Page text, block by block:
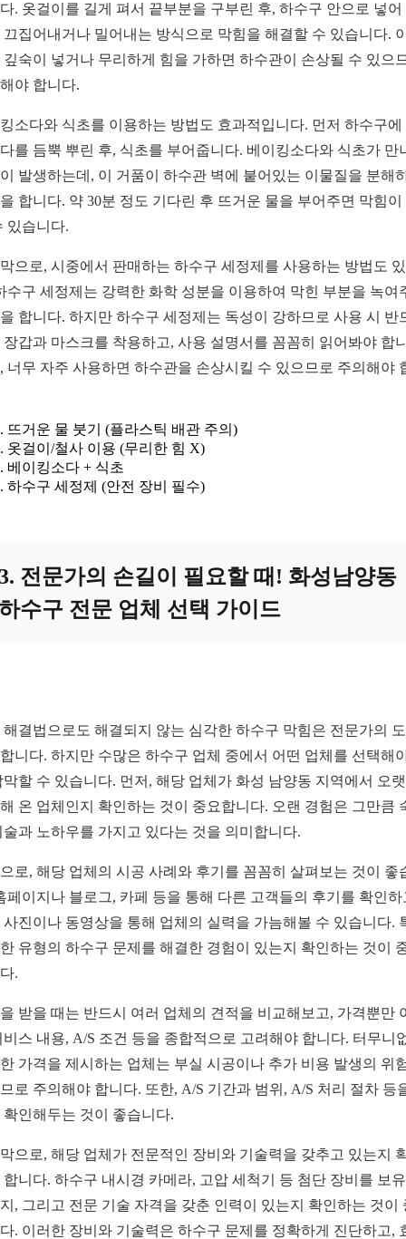
. 옷걸이를 길게 펴서 끝부분을 구부린 후, 하수구 안으로 넣어
끄집어내거나 밀어내는 방식으로 막힘을 해결할 수 있습니다.
깊숙이 넣거나 무리하게 힘을 가하면 하수관이 손상될 수 있으
야 합니다.
소다와 식초를 이용하는 방법도 효과적입니다. 먼저 하수구에
를 듬뿍 뿌린 후, 식초를 부어줍니다. 베이킹소다와 식초가 만
발생하는데, 이 거품이 하수관 벽에 붙어있는 이물질을 분해
합니다. 약 30분 정도 기다린 후 뜨거운 물을 부어주면 막힘이
있습니다.
으로, 시중에서 판매하는 하수구 세정제를 사용하는 방법도
수구 세정제는 강력한 화학 성분을 이용하여 막힌 부분을 녹여
합니다. 하지만 하수구 세정제는 독성이 강하므로 사용 시 반
장갑과 마스크를 착용하고, 사용 설명서를 꼼꼼히 읽어봐야 합
너무 자주 사용하면 하수관을 손상시킬 수 있으므로 주의해야
뜨거운 물 붓기 (플라스틱 배관 주의)
옷걸이/철사 이용 (무리한 힘 X)
베이킹소다 + 식초
하수구 세정제 (안전 장비 필수)
전문가의 손길이 필요할 때! 화성남양동
수구 전문 업체 선택 가이드
해결법으로도 해결되지 않는 심각한 하수구 막힘은 전문가의
니다. 하지만 수많은 하수구 업체 중에서 어떤 업체를 선택해
막할 수 있습니다. 먼저, 해당 업체가 화성 남양동 지역에서 오
온 업체인지 확인하는 것이 중요합니다. 오랜 경험은 그만큼
술과 노하우를 가지고 있다는 것을 의미합니다.
로, 해당 업체의 시공 사례와 후기를 꼼꼼히 살펴보는 것이 좋
페이지나 블로그, 카페 등을 통해 다른 고객들의 후기를 확인하
사진이나 동영상을 통해 업체의 실력을 가늠해볼 수 있습니다.
유형의 하수구 문제를 해결한 경험이 있는지 확인하는 것이
.
받을 때는 반드시 여러 업체의 견적을 비교해보고, 가격뿐만
비스 내용, A/S 조건 등을 종합적으로 고려해야 합니다. 터무니
가격을 제시하는 업체는 부실 시공이나 추가 비용 발생의 위
로 주의해야 합니다. 또한, A/S 기간과 범위, A/S 처리 절차 등
확인해두는 것이 좋습니다.
으로, 해당 업체가 전문적인 장비와 기술력을 갖추고 있는지
합니다. 하수구 내시경 카메라, 고압 세척기 등 첨단 장비를 보
, 그리고 전문 기술 자격을 갖춘 인력이 있는지 확인하는 것이
. 이러한 장비와 기술력은 하수구 문제를 정확하게 진단하고,